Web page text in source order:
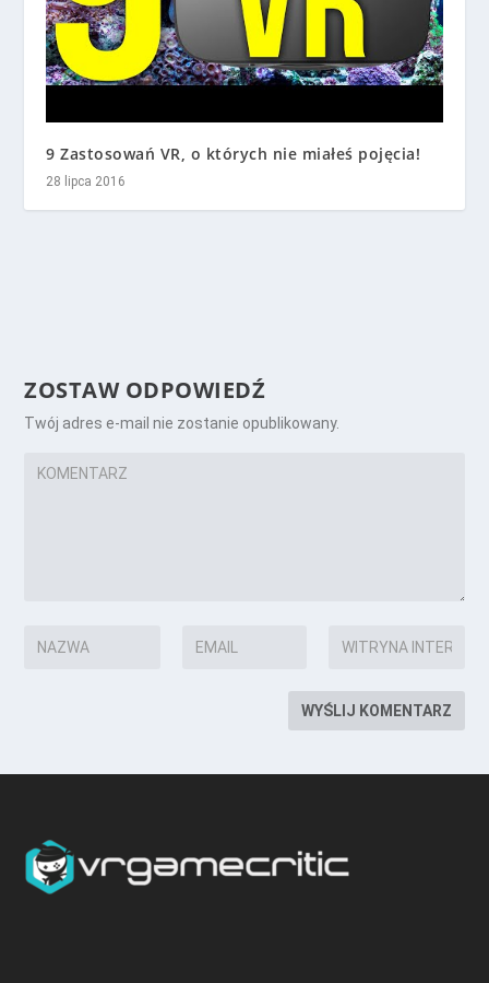
9 Zastosowań VR, o których nie miałeś pojęcia!
28 lipca 2016
ZOSTAW ODPOWIEDŹ
Twój adres e-mail nie zostanie opublikowany.